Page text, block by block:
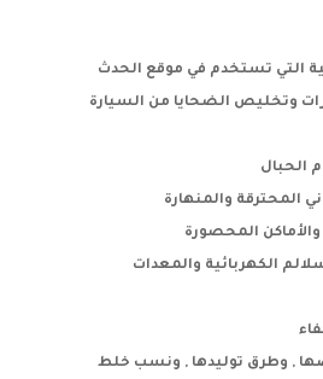
التي تستخدم في موقع الحدث
وتخليص الضحايا من السيارة
الحبال
المحترقة والمنهارة
والأماكن المحصورة
الكهربائية والمعدات
, وطرق توليدها , ونسب خلط